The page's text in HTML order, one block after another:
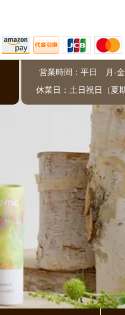
営業時間：平日 月-
休業日：土日祝日（夏